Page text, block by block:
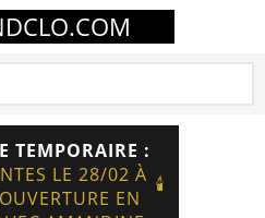
TEMPORAIRE :
LE 28/02 À
EN
🕯️